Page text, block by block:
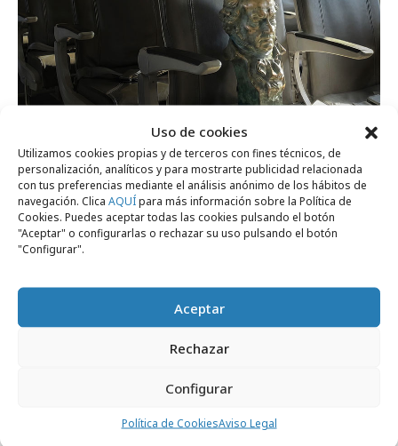
Uso de cookies
Utilizamos cookies propias y de terceros con fines técnicos, de
personalización, analíticos y para mostrarte publicidad relacionada
con tus preferencias mediante el análisis anónimo de los hábitos de
navegación. Clica AQUÍpara más información sobre la Política de
Cookies. Puedes aceptar todas las cookies pulsando el botón
"Aceptar" o configurarlas o rechazar su uso pulsando el botón
"Configurar".
Aceptar
Rechazar
Configurar
Política de CookiesAviso Legal
jueves, 19 de febrero 2026
Los Premios Goya aterrizan en Barcelona
con Vueling